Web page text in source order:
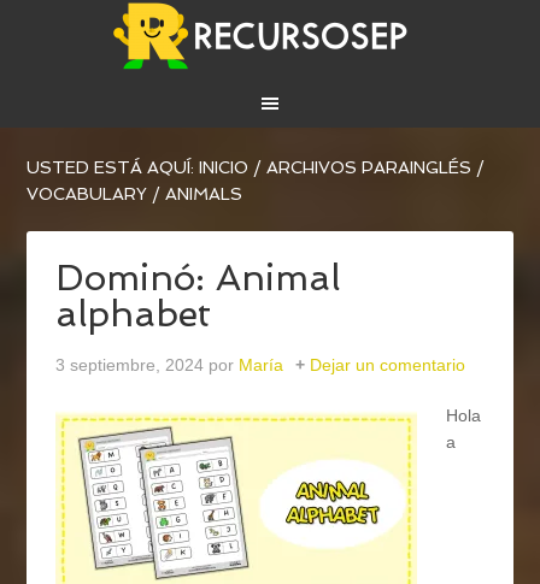
USTED ESTÁ AQUÍ:INICIO / ARCHIVOS PARAINGLÉS /
VOCABULARY / ANIMALS
Dominó: Animal
alphabet
3 septiembre, 2024 por María Dejar un comentario
Hola
a